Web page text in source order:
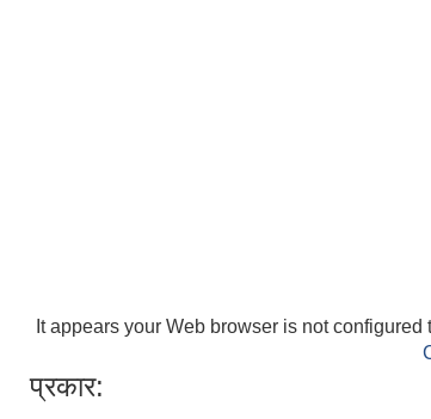
It appears your Web browser is not
प्रकार: